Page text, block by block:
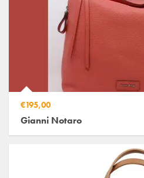
€195,00
Gianni Notaro